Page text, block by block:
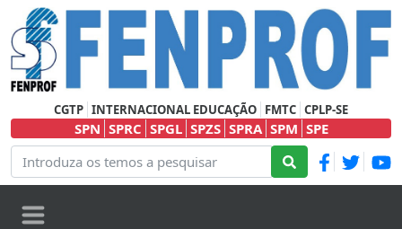
CGTP INTERNACIONAL EDUCAÇÃO FMTC CPLP-SE
SPN SPRC SPGL SPZS SPRA SPM SPE